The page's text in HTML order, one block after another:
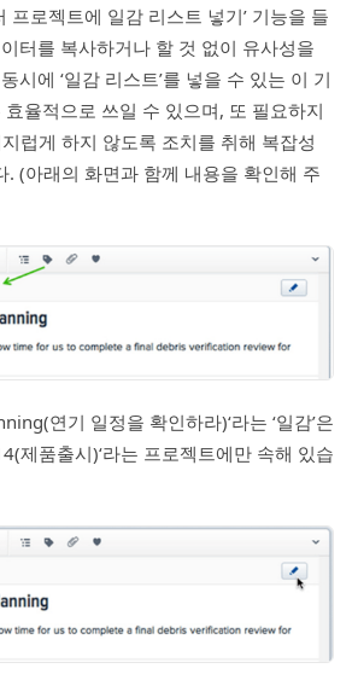
프로젝트에 일감 리스트 넣기’ 기능을 들
터를 복사하거나 할 것 없이 유사성을
시에 ‘일감 리스트’를 넣을 수 있는 이 기
율적으로 쓰일 수 있으며, 또 필요하지
럽게 하지 않도록 조치를 취해 복잡성
. (아래의 화면과 함께 내용을 확인해 주
연기 일정을 확인하라)‘라는 ‘일감’은
제품출시)‘라는 프로젝트에만 속해 있습